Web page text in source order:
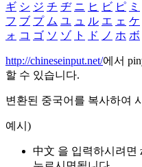
ギ シ ジ チ ヂ ニ ヒ ビ ピ ミ
フ ブ プ ム ユ ュ ル エ ェ ケ
ォ コ ゴ ソ ゾ ト ド ノ ホ ボ
http://chineseinput.net/에서
할 수 있습니다.
변환된 중국어를 복사하여
예시)
中文 을 입력하시려면